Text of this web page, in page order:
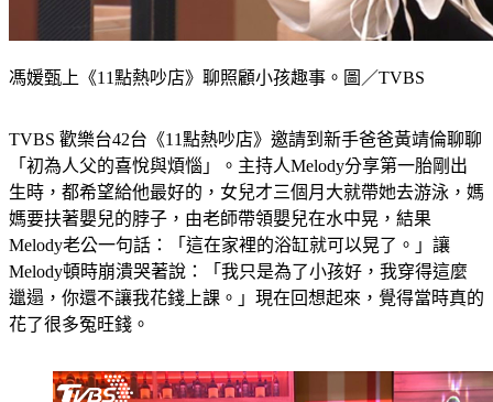
TVBS 歡樂台42台《11點熱吵店》邀請到新手爸爸黃靖倫聊聊
「初為人父的喜悅與煩惱」。主持人Melody分享第一胎剛出
生時，都希望給他最好的，女兒才三個月大就帶她去游泳，媽
媽要扶著嬰兒的脖子，由老師帶領嬰兒在水中晃，結果
Melody老公一句話：「這在家裡的浴缸就可以晃了。」讓
Melody頓時崩潰哭著說：「我只是為了小孩好，我穿得這麼
邋遢，你還不讓我花錢上課。」現在回想起來，覺得當時真的